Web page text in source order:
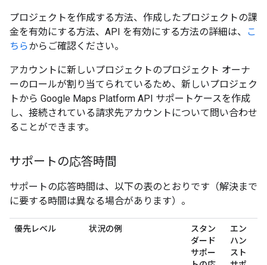
プロジェクトを作成する方法、作成したプロジェクトの課
金を有効にする方法、API を有効にする方法の詳細は、
こ
ちらからご確認ください。
アカウントに新しいプロジェクトのプロジェクト オーナ
ーのロールが割り当てられているため、新しいプロジェク
トから Google Maps Platform API サポートケースを作成
し、接続されている請求先アカウントについて問い合わせ
ることができます。
サポートの応答時間
サポートの応答時間は、以下の表のとおりです（解決まで
に要する時間は異なる場合があります）。
優先レベル 状況の例
スタン
ダード
サポー
エン
ハン
スト